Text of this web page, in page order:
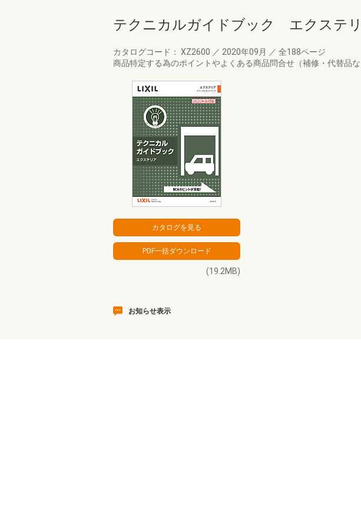
テクニカルガイドブック エクステ
カタログコード： XZ2600 ／ 2020年09月 ／ 全188ページ
商品特定する為のポイントやよくある商品問合せ（補修・代替品な
(19.2MB)
お知らせ表示